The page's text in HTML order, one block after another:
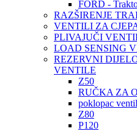
FORD -
RAZŠIRENJE
VENTILI ZA
PLIVAJUČI
LOAD SENSING
REZERVNI
VENTILE
Z50
RUČKA ZA
poklopac
Z80
P120